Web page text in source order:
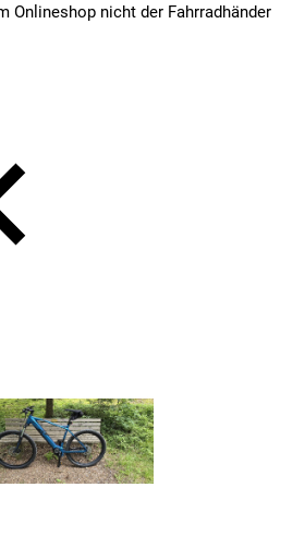
Onlineshop nicht der Fahrradhänder